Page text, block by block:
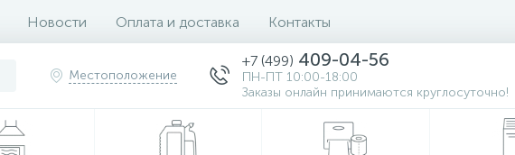
Новости Оплата и доставка Контакты
Местоположение
+7 (499) 409-04-56
ПН-ПТ 10:00-18:00
Заказы онлайн принимаются круглосуточно!